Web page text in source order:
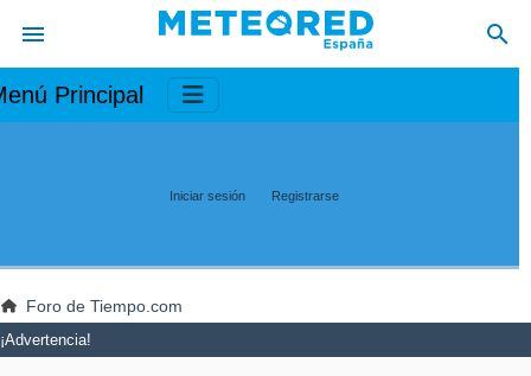
Principal
Iniciar sesión Registrarse
Foro de Tiempo.com
¡Advertencia!